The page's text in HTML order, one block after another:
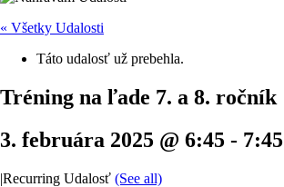
« Všetky Udalosti
Táto udalosť už prebehla.
Tréning na ľade 7. a 8. ročník
3. februára 2025 @ 6:45 - 7:45
|Recurring Udalosť (See all)